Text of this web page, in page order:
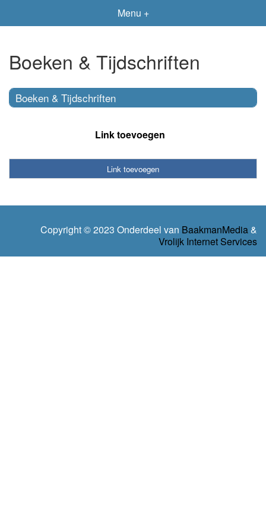
Menu +
Boeken & Tijdschriften
Boeken & Tijdschriften
Link toevoegen
Link toevoegen
Copyright © 2023 Onderdeel van BaakmanMedia&
Vrolijk Internet Services